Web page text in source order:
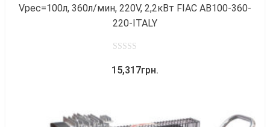
Vрес=100л, 360л/мин, 220V, 2,2кВт FIAC AB100-360-
220-ITALY
out
15,317грн.